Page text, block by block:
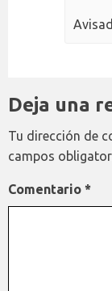
Deja una
Tu dirección de
campos
Comentario *